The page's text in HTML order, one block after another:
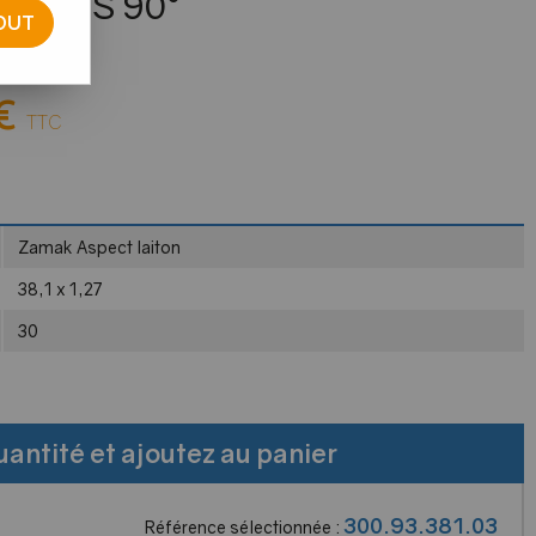
avis !
TTC
Zamak Aspect laiton
38,1 x 1,27
30
et ajoutez au panier
Référence sélectionnée : 300.93.381.03